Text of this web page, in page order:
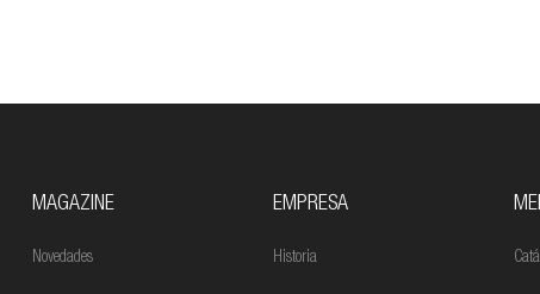
MAGAZINE
Novedades
EMPRESA
Historia